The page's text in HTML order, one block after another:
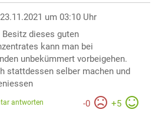
um 03:10 Uhr
dieses guten
kann man bei
unbekümmert vorbeigehen.
stattdessen selber machen und
-0 +5
antworten